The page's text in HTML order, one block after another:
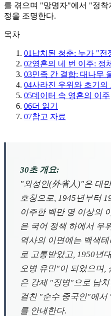
를 겪으며 "망명자"에서 "정
정을 조명한다.
목차
01 납치된 청춘: 누가 "전
02영혼의 네 번 이주: 정
03민족 간 결합: 대나무
04사라진 우위와 초기의
05데이터 속 영혼의 이주
06더 읽기
07참고 자료
30초 개요:
"외성인(外省人)"은 대
호칭으로, 1945년부터
이주한 백만 명 이상의
은 국어 정책 하에서 우
역사의 이면에는 백색
로 고통받았고, 1950년
오병 유민"이 되었으며,
은 강제 "징병"으로 납
걸친 "순수 중국인"에
를 안내한다.